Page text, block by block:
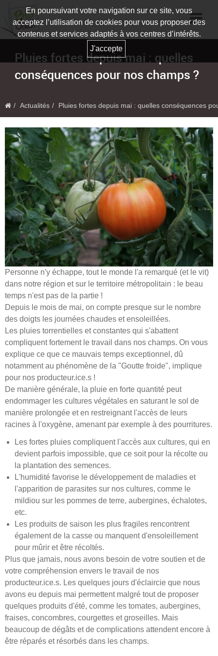
Pluies fortes depuis mai : quelles
conséquences pour nos champs ?
Actualités Pluies fortes depuis mai : quelles conséquences
Personne n'y échappe, tout le monde l'a remarqué (et le vit)
dans notre région et sur le territoire métropolitain : le beau
temps n'est pas de la partie !
Depuis le mois de mai, on compte presque sur le nombre
des doigts les journées chaudes et ensoleillées.
Les pluies torrentielles et constantes qui s'abattent
compliquent fortement le travail dans nos champs. On vous
explique ce que ce mauvais temps exceptionnel, dû
notamment au phénomène de la "Goutte froide", implique
pour nos producteur.ice.s !
De manière générale, la pluie en forte quantité peut
endommager les cultures végétales en saturant le sol de
manière prolongée et en restreignant l'accès de leurs
racines à l'oxygène, amenant par exemple à des pourritures.
Les fortes pluies compliquent l'accès aux cultures, qui en
devient parfois impossible, que ce soit pour la récolte ou
la plantation des semences.
L'humidité favorise le développement de maladies et
l'apparition de parasites sur nos cultures, comme le
mildiou sur les pommes de terre, aubergines, échalotes,
etc.
Les produits de saison les plus fragiles rencontrent
également de la casse ou manquent d'ensoleillement
pour mûrir et être récoltés.
Plus que jamais, nous avons besoin de votre soutien et de
votre compréhension envers le travail de nos
producteur.ice.s. Les quelques jours d'éclaircie que nous
avons eu depuis mai permettent malgré tout de proposer
quelques produits d'été, comme les tomates, aubergines,
fraises, concombres, courgettes et groseilles. Mais
beaucoup de dégâts et de complications attendent encore à
être réparés et résorbés dans les champs.
En poursuivant votre navigation sur ce site, vous
acceptez l’utilisation de cookies pour vous proposer des
contenus et services adaptés à vos centres d’intérêts.
J'accepte